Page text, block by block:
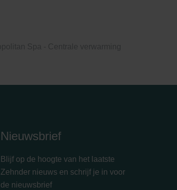
Nieuwsbrief
Blijf op de hoogte van het laatste
Zehnder nieuws en schrijf je in voor
de nieuwsbrief